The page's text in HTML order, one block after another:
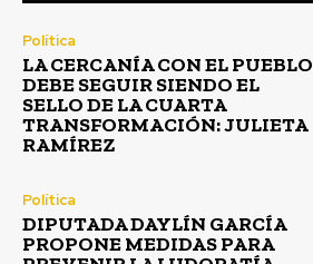
Política
LA CERCANÍA CON EL PUEBLO
DEBE SEGUIR SIENDO EL
SELLO DE LA CUARTA
TRANSFORMACIÓN: JULIETA
RAMÍREZ
Política
DIPUTADA DAYLÍN GARCÍA
PROPONE MEDIDAS PARA